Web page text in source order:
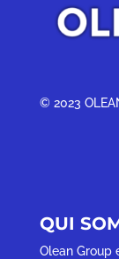
© 2023
QUI
Olean Group